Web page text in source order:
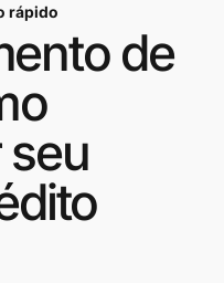
rápido
de